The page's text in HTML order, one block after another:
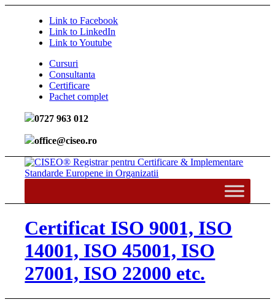
Link to Facebook
Link to LinkedIn
Link to Youtube
Cursuri
Consultanta
Certificare
Pachet complet
0727 963 012
office@ciseo.ro
Certificat ISO 9001, ISO
14001, ISO 45001, ISO
27001, ISO 22000 etc.